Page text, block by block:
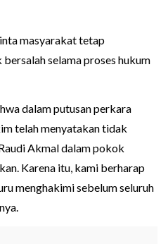
masyarakat tetap
selama proses hukum
dalam putusan perkara
telah menyatakan tidak
Akmal dalam pokok
Karena itu, kami berharap
menghakimi sebelum seluruh